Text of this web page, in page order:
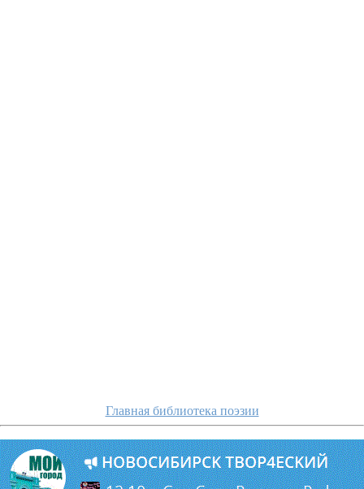
Главная библиотека поэзии